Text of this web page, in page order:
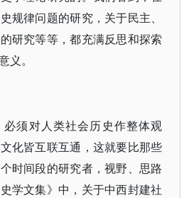
规律问题的研究，关于民主、
研究等等，都充满反思和探索
义。
必须对人类社会历史作整体观
化皆互联互通，这就要比那些
时间段的研究者，视野、思路
学文集》中，关于中西封建社